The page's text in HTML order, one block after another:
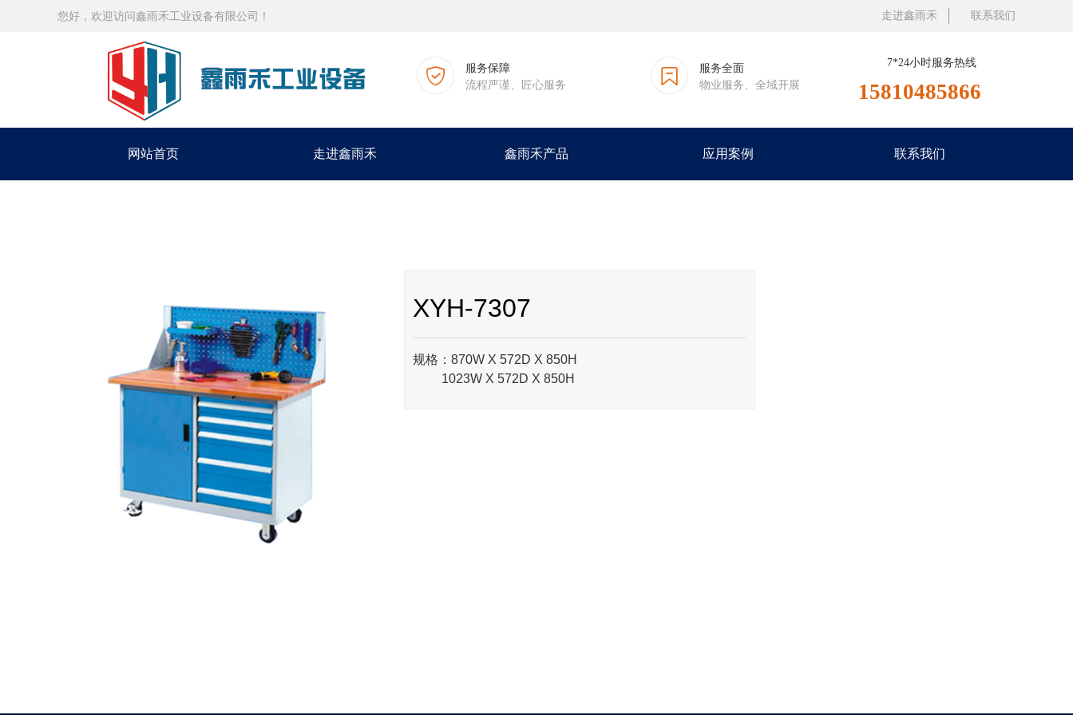
您好，欢迎访问鑫雨禾工业设备有限公司！ 联系我们
走进鑫雨禾
服务保障
流程严谨、匠心服务
服务全面
物业服务、全域开展
7*24小时服务热线
15810485866
网站首页 走进鑫雨禾 鑫雨禾产品 应用案例 联系我们
XYH-7307
规格：870W X 572D X 850H
         1023W X 572D X 850H